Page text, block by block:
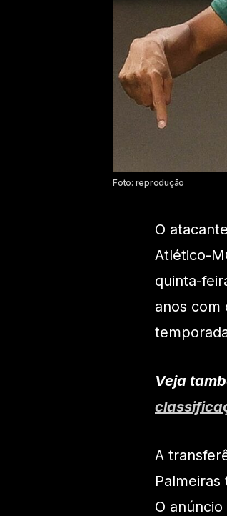
Foto: reprodução
O
Atlético-
quinta-
anos com
Veja
A
O